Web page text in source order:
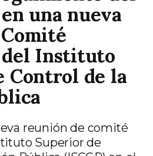
una nueva
del Instituto
Control de la
reunión de comité
Superior de